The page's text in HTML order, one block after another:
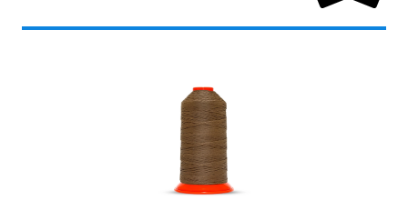
VENTO